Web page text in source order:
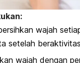
wajah
setelah
wajah dengan